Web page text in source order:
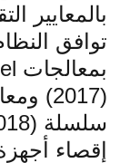
بالمعايير
توافق
إقصاء